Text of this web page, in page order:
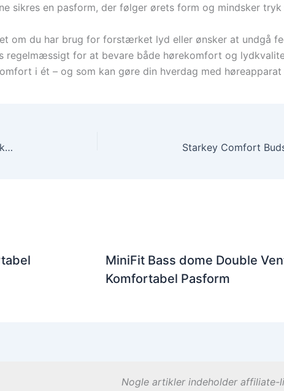
sikres en pasform, der følger ørets form og mindsker tryk
om du har brug for forstærket lyd eller ønsker at undgå
regelmæssigt for at bevare både hørekomfort og
i ét – og som kan gøre din hverdag med høreapparat
Blister Pack micro Tube S0B-L – Eksklusiv og Effektiv Højkvalitet
MiniFit Bass dome Double
Komfortabel Pasform
Nogle artikler indeholder affiliate-